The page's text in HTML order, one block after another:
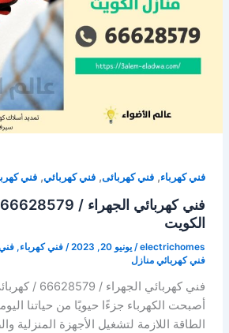
كهربائي
منازل
الكويت
فني كهرباء, فني كهربائى, فني كهربائي, فني
الكويت
electrichomes
/ يونيو 20, 2023 / فني كهرباء,
فني كهربائي منازل
فني كهربائي
أصبحت الكهرباء جزءًا حيويًا من حياتنا
الطاقة اللازمة لتشغيل الأجهزة المنزلية